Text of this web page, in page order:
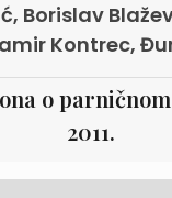
Borislav
Kontrec,
o
2011.